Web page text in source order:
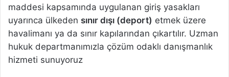
maddesi kapsamında uygulanan giriş yasakları
uyarınca ülkeden sınır dışı (deport) etmek üzere
havalimanı ya da sınır kapılarından çıkartılır. Uzman
hukuk departmanımızla çözüm odaklı danışmanlık
hizmeti sunuyoruz